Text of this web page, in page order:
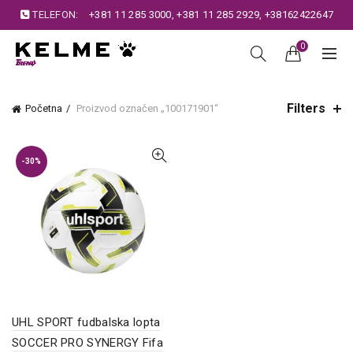
TELEFON: +381 11 285 3000,+381 11 285 2929, +38162422647
0
Početna Proizvod označen „100171901“ Filters
-30%
UHL SPORT fudbalska lopta
SOCCER PRO SYNERGY Fifa